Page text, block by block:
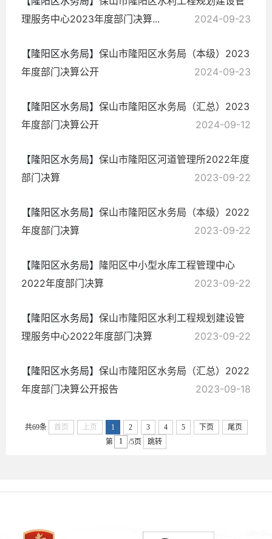
理服务中心2023年度部门决算...
2024-09-23
【隆阳区水务局】 保山市隆阳区水务局（本级）2023
年度部门决算公开
2024-09-23
【隆阳区水务局】 保山市隆阳区水务局（汇总）2023
年度部门决算公开
2024-09-12
【隆阳区水务局】 保山市隆阳区河道管理所2022年度
部门决算
2023-09-22
【隆阳区水务局】 保山市隆阳区水务局（本级）2022
年度部门决算
2023-09-22
【隆阳区水务局】 隆阳区中小型水库工程管理中心
2022年度部门决算
2023-09-22
【隆阳区水务局】 保山市隆阳区水利工程规划建设管
理服务中心2022年度部门决算
2023-09-22
【隆阳区水务局】 保山市隆阳区水务局（汇总）2022
年度部门决算公开报告
2023-09-18
共69条 首页 上页 1 2 3 4 5 下页
尾页
第
/5页 跳转